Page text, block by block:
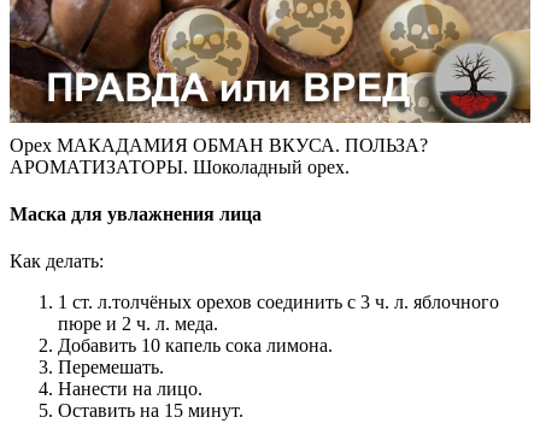
Орех МАКАДАМИЯ ОБМАН ВКУСА. ПОЛЬЗА?
АРОМАТИЗАТОРЫ. Шоколадный орех.
Маска для увлажнения лица
Как делать:
1 ст. л.толчёных орехов соединить с 3 ч. л. яблочного
пюре и 2 ч. л. меда.
Добавить 10 капель сока лимона.
Перемешать.
Нанести на лицо.
Оставить на 15 минут.